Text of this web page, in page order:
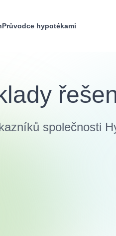
Průvodce hypotékami
společnosti